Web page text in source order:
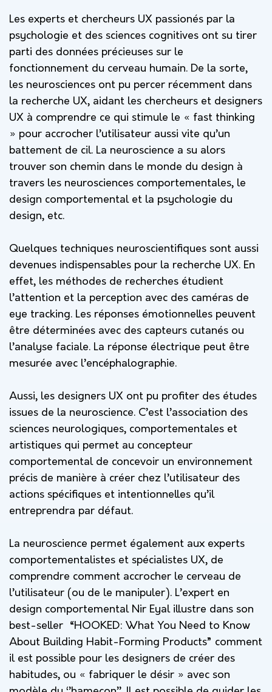
Les experts et chercheurs UX passionés par la
psychologie et des sciences cognitives ont su tirer
parti des données précieuses sur le
fonctionnement du cerveau humain. De la sorte,
les neurosciences ont pu percer récemment dans
la recherche UX, aidant les chercheurs et designers
UX à comprendre ce qui stimule le « fast thinking
» pour accrocher l’utilisateur aussi vite qu’un
battement de cil. La neuroscience a su alors
trouver son chemin dans le monde du design à
travers les neurosciences comportementales, le
design comportemental et la psychologie du
design, etc.
Quelques techniques neuroscientifiques sont aussi
devenues indispensables pour la recherche UX. En
effet, les méthodes de recherches étudient
l’attention et la perception avec des caméras de
eye tracking. Les réponses émotionnelles peuvent
être déterminées avec des capteurs cutanés ou
l’analyse faciale. La réponse électrique peut être
mesurée avec l’encéphalographie.
Aussi, les designers UX ont pu profiter des études
issues de la neuroscience. C’est l’association des
sciences neurologiques, comportementales et
artistiques qui permet au concepteur
comportemental de concevoir un environnement
précis de manière à créer chez l’utilisateur des
actions spécifiques et intentionnelles qu’il
entreprendra par défaut.
La neuroscience permet également aux experts
comportementalistes et spécialistes UX, de
comprendre comment accrocher le cerveau de
l’utilisateur (ou de le manipuler). L’expert en
design comportemental Nir Eyal illustre dans son
best-seller “HOOKED: What You Need to Know
About Building Habit-Forming Products” comment
il est possible pour les designers de créer des
habitudes, ou « fabriquer le désir » avec son